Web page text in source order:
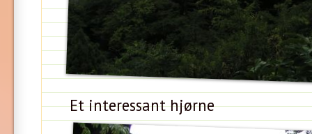
Et interessant hjørne